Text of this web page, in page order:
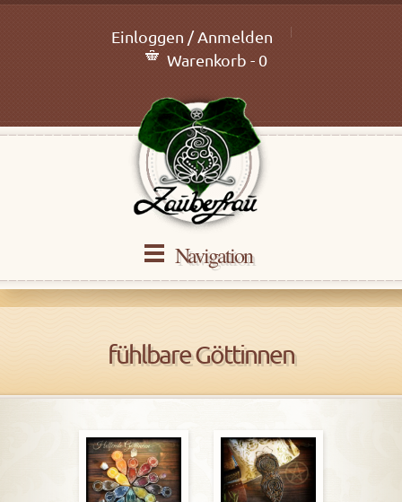
Einloggen / Anmelden
Warenkorb - 0
Navigation
fühlbare Göttinnen